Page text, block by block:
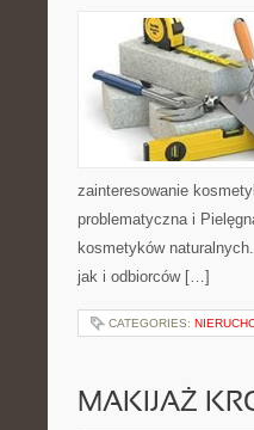
zainteresowanie
problematyczna i
kosmetyków
jak i odbiorców […]
CATEGORIES:
MAKIJAŻ